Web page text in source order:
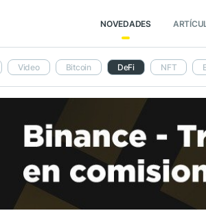
NOVEDADES
Video Bitcoin DeFi NFT